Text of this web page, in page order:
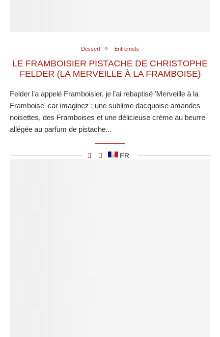
Dessert Entremets
LE FRAMBOISIER PISTACHE DE CHRISTOPHE
FELDER (LA MERVEILLE À LA FRAMBOISE)
Felder l'a appelé Framboisier, je l'ai rebaptisé 'Merveille à la
Framboise' car imaginez : une sublime dacquoise amandes
noisettes, des Framboises et une délicieuse crème au beurre
allégée au parfum de pistache...
FR